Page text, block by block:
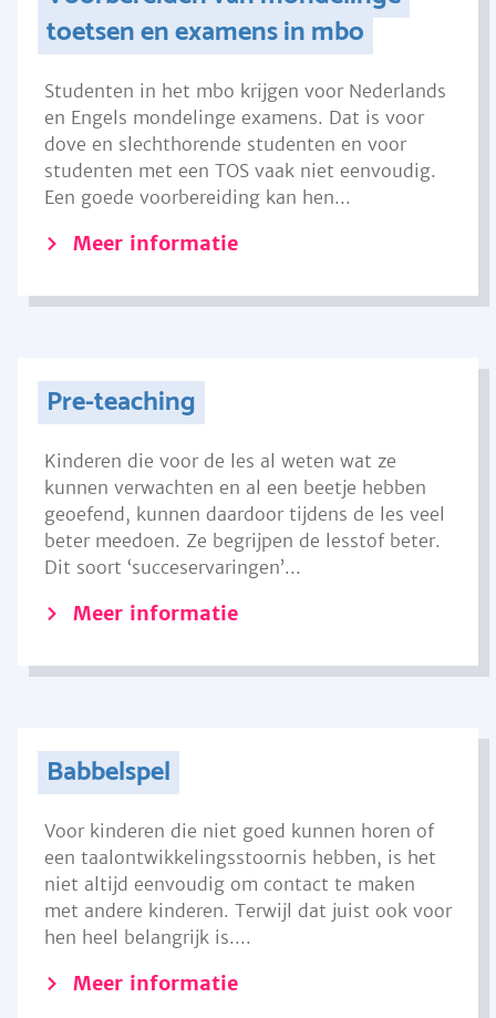
toetsen en examens in mbo
Studenten in het mbo krijgen voor Nederlands
en Engels mondelinge examens. Dat is voor
dove en slechthorende studenten en voor
studenten met een TOS vaak niet eenvoudig.
Een goede voorbereiding kan hen...
Meer informatie
Pre-teaching
Kinderen die voor de les al weten wat ze
kunnen verwachten en al een beetje hebben
geoefend, kunnen daardoor tijdens de les veel
beter meedoen. Ze begrijpen de lesstof beter.
Dit soort ‘succeservaringen’...
Meer informatie
Babbelspel
Voor kinderen die niet goed kunnen horen of
een taalontwikkelingsstoornis hebben, is het
niet altijd eenvoudig om contact te maken
met andere kinderen. Terwijl dat juist ook voor
hen heel belangrijk is....
Meer informatie